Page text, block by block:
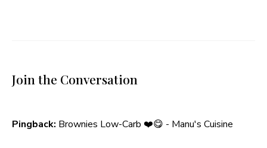
Join the Conversation
Pingback: Brownies Low-Carb ❤️😋 - Manu's Cuisine